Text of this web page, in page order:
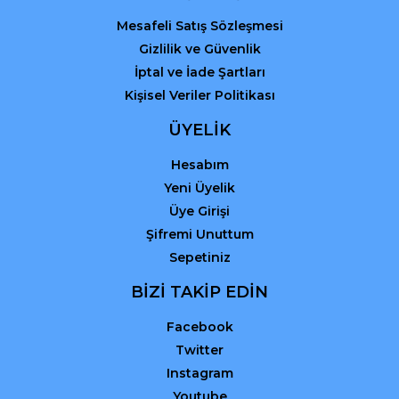
Mesafeli Satış Sözleşmesi
Gizlilik ve Güvenlik
İptal ve İade Şartları
Kişisel Veriler Politikası
ÜYELİK
Hesabım
Yeni Üyelik
Üye Girişi
Şifremi Unuttum
Sepetiniz
BİZİ TAKİP EDİN
Facebook
Twitter
Instagram